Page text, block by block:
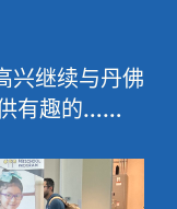
兴继续与丹佛
有趣的……